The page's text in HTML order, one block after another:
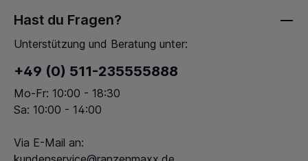
Hast du Fragen?
Unterstützung und Beratung unter:
+49 (0) 511-235555888
Mo-Fr: 10:00 - 18:30
Sa: 10:00 - 14:00
Via E-Mail an: